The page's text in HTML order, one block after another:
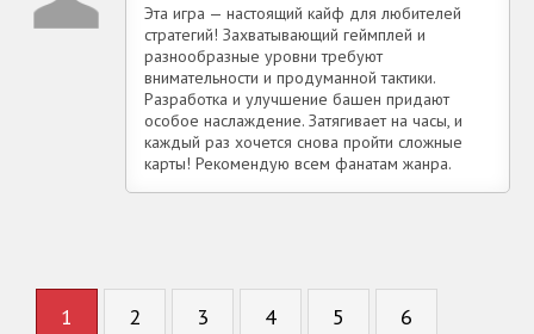
Эта игра — настоящий кайф для любителей
стратегий! Захватывающий геймплей и
разнообразные уровни требуют
внимательности и продуманной тактики.
Разработка и улучшение башен придают
особое наслаждение. Затягивает на часы, и
каждый раз хочется снова пройти сложные
карты! Рекомендую всем фанатам жанра.
1 2 3 4 5 6